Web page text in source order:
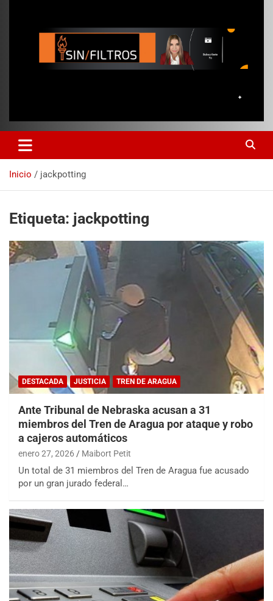
Inicio jackpotting
Etiqueta: jackpotting
DESTACADA JUSTICIA TREN DE ARAGUA
Ante Tribunal de Nebraska acusan a 31
miembros del Tren de Aragua por ataque y robo
a cajeros automáticos
enero 27, 2026 Maibort Petit
Un total de 31 miembros del Tren de Aragua fue acusado
por un gran jurado federal…